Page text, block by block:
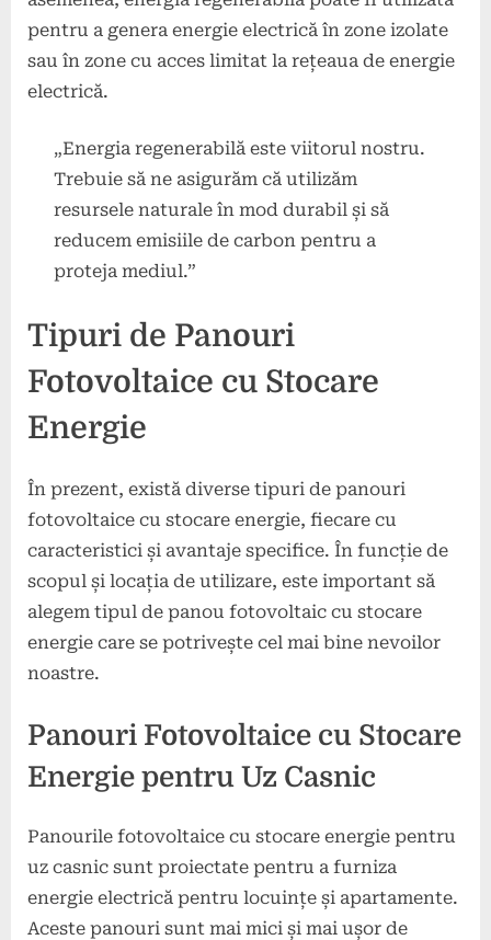
pentru a genera energie electrică în zone izolate
sau în zone cu acces limitat la rețeaua de energie
electrică.
„Energia regenerabilă este viitorul nostru.
Trebuie să ne asigurăm că utilizăm
resursele naturale în mod durabil și să
reducem emisiile de carbon pentru a
proteja mediul.”
Tipuri de Panouri
Fotovoltaice cu Stocare
Energie
În prezent, există diverse tipuri de panouri
fotovoltaice cu stocare energie, fiecare cu
caracteristici și avantaje specifice. În funcție de
scopul și locația de utilizare, este important să
alegem tipul de panou fotovoltaic cu stocare
energie care se potrivește cel mai bine nevoilor
noastre.
Panouri Fotovoltaice cu Stocare
Energie pentru Uz Casnic
Panourile fotovoltaice cu stocare energie pentru
uz casnic sunt proiectate pentru a furniza
energie electrică pentru locuințe și apartamente.
Aceste panouri sunt mai mici și mai ușor de